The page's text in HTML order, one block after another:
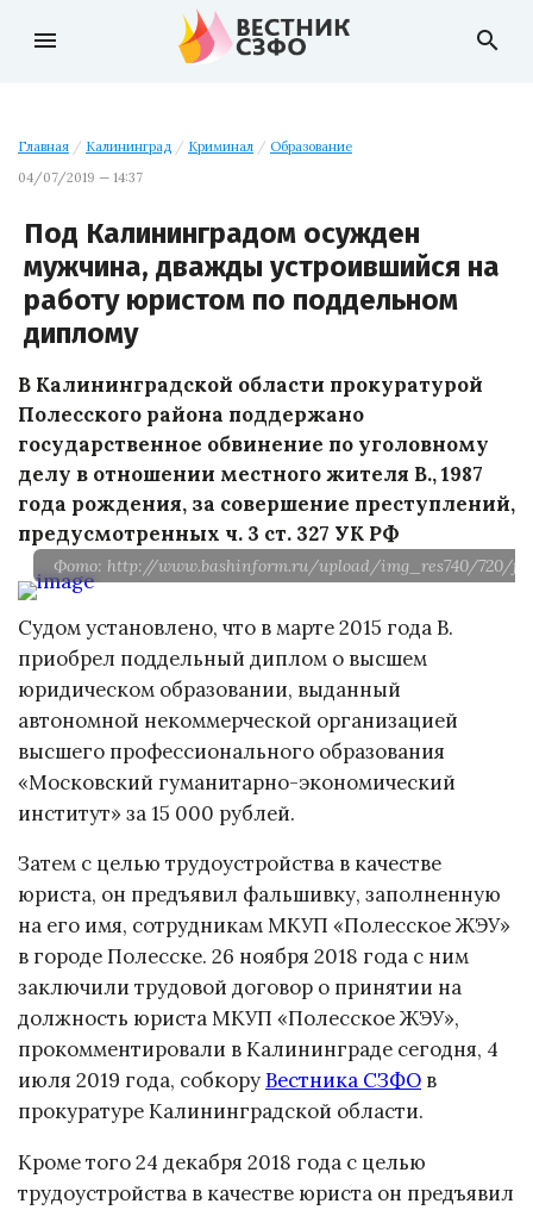
menu search
Главная / Калининград / Криминал / Образование
04/07/2019 — 14:37
Под Калининградом осужден
мужчина, дважды устроившийся на
работу юристом по поддельном
диплому
В Калининградской области прокуратурой
Полесского района поддержано
государственное обвинение по уголовному
делу в отношении местного жителя В., 1987
года рождения, за совершение преступлений,
предусмотренных ч. 3 ст. 327 УК РФ
Фото: http://www.bashinform.ru/upload/img_res740/720/
Судом установлено, что в марте 2015 года В.
приобрел поддельный диплом о высшем
юридическом образовании, выданный
автономной некоммерческой организацией
высшего профессионального образования
«Московский гуманитарно-экономический
институт» за 15 000 рублей.
Затем с целью трудоустройства в качестве
юриста, он предъявил фальшивку, заполненную
на его имя, сотрудникам МКУП «Полесское ЖЭУ»
в городе Полесске. 26 ноября 2018 года с ним
заключили трудовой договор о принятии на
должность юриста МКУП «Полесское ЖЭУ»,
прокомментировали в Калининграде сегодня, 4
июля 2019 года, собкоруВестника СЗФО в
прокуратуре Калининградской области.
Кроме того 24 декабря 2018 года с целью
трудоустройства в качестве юриста он предъявил